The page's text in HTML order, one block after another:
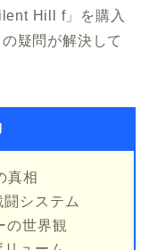
Hill f」を購入
疑問が解決して
真相
システム
の世界観